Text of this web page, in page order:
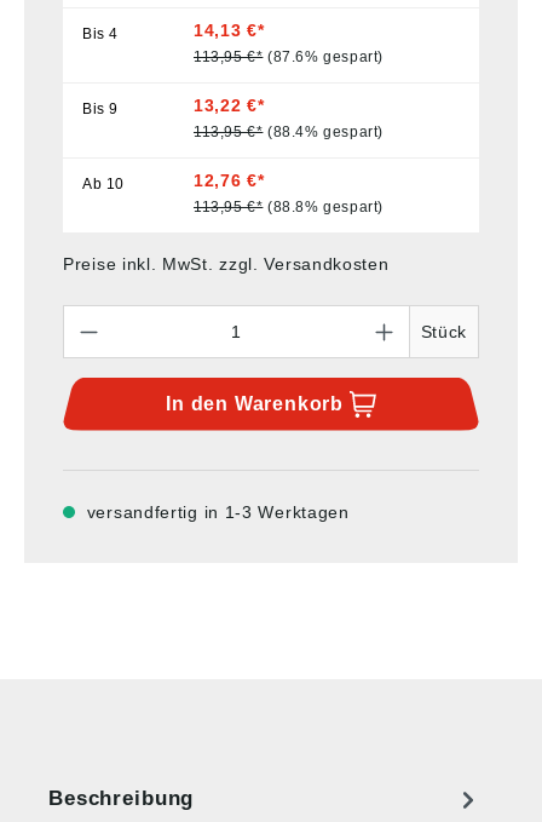
Bis4 14,13 €*
113,95 €* (87.6% gespart)
Bis9 13,22 €*
113,95 €* (88.4% gespart)
Ab 10 12,76 €*
113,95 €* (88.8% gespart)
Preise inkl. MwSt. zzgl. Versandkosten
Stück
In den Warenkorb
versandfertig in 1-3 Werktagen
Beschreibung